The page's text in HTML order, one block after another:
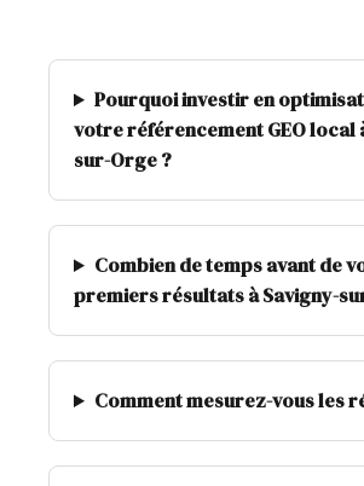
Pourquoi investir en
votre référencement GEO local
sur-Orge ?
Combien de temps avant de
premiers résultats à Savigny-
Comment mesurez-vous les